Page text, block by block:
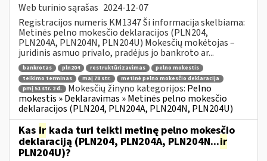
Web turinio sąrašas 2024-12-07
Registracijos numeris KM1347 Ši informacija skelbiama:
Metinės pelno mokesčio deklaracijos (PLN204,
PLN204A, PLN204N, PLN204U) Mokesčių mokėtojas –
juridinis asmuo privalo, pradėjus jo bankroto ar...
bankrotas pln204 restruktūrizavimas
pelno mokestis
teikimo terminas
maį 78 str.
metinė pelno mokesčio deklaracija
pmį 51 str. 2 d.
Mokesčių žinyno kategorijos: Pelno
mokestis » Deklaravimas » Metinės pelno mokesčio
deklaracijos (PLN204, PLN204A, PLN204N, PLN204U)
Kas ir kada turi teikti metinę pelno mokesčio
deklaraciją (PLN204, PLN204A, PLN204N...ir
PLN204U)?